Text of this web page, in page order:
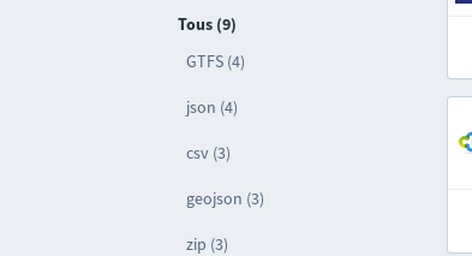
Tous (9)
GTFS (4)
json (4)
csv (3)
geojson (3)
zip (3)